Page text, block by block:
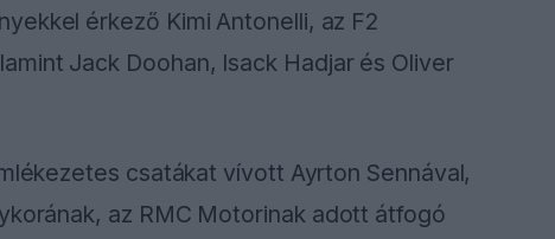
érkező Kimi Antonelli, az F2
Jack Doohan, Isack Hadjar és Oliver
csatákat vívott Ayrton Sennával,
az RMC Motorinak adott átfogó